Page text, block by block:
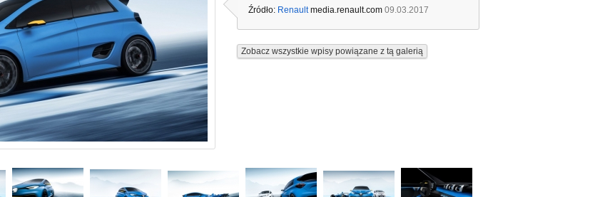
Źródło: Renault media.renault.com 09.03.2017
Zobacz wszystkie wpisy powiązane z tą galerią